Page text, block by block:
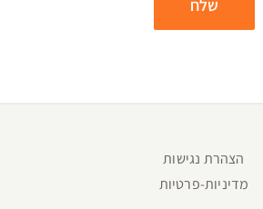
הצהרת נגישות
מדיניות-פרטיות